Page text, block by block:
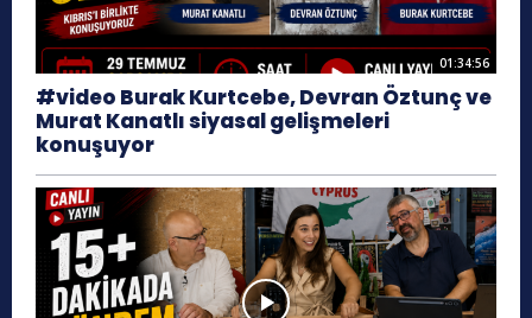
01:34:56
#video Burak Kurtcebe, Devran Öztunç ve
Murat Kanatlı siyasal gelişmeleri
konuşuyor